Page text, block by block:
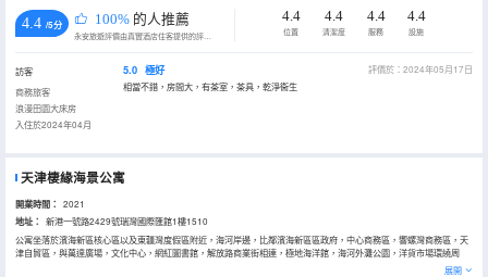
4.4 /5分 100% 的人推薦
永安旅遊評價由真實酒店住客提供的評價。
4.4
位置
4.4
清潔度
4.4
服務
4.4
設施
訪客
商務旅客
浪漫田園大床房
入住於2024年04月
5.0 極好
評價於：2024年05月17日
相當不錯，房間大，有茶室，茶具，乾淨衞生
天津棲緣海景公寓
開業時間： 2021
地址：
新港一號路2429號瑞灣國際匯館1樓1510
公寓坐落於濱海新區核心區以及東疆灣度假區附近，海河岸邊，比鄰濱海新區區政府，中心商務區，響螺灣商務區，天
津自貿區，與萬達廣場，文化中心，網紅圖書館，解放路商業街相連，極地海洋館，海河外灘公園，洋貨市場環繞周
圍。酒店設有海景房，海河美景一覽無餘。不論您是商務出差還是休閒旅遊天津棲緣海景公寓都是理想的下榻之處。
展開